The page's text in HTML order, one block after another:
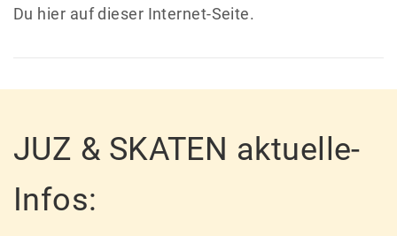
Du hier auf dieser Internet-Seite.
JUZ & SKATEN aktuelle-
Infos: